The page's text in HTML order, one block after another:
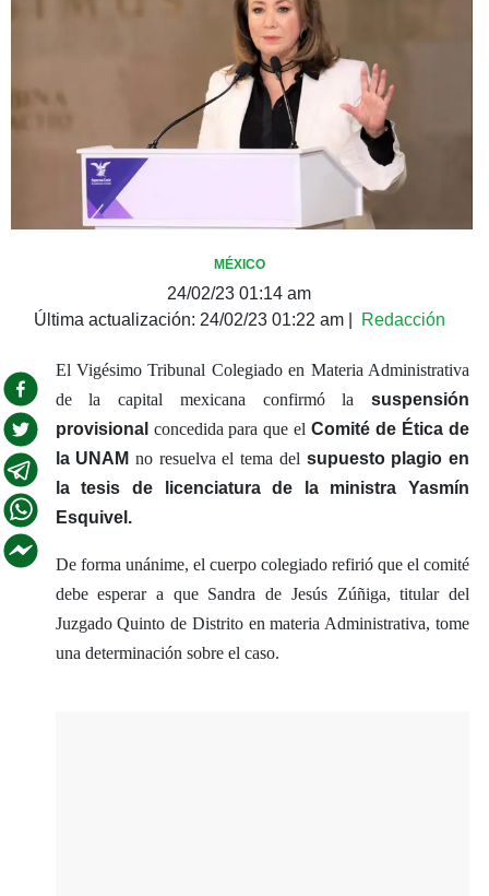
MÉXICO
24/02/23 01:14 am
Última actualización: 24/02/23 01:22 am| Redacción
El Vigésimo Tribunal Colegiado en Materia Administrativa
de la capital mexicana confirmó la suspensión
provisional concedida para que elComité de Ética de
la UNAM no resuelva el tema del supuesto plagio en
la tesis de licenciatura de la ministra Yasmín
Esquivel.
De forma unánime, el cuerpo colegiado refirió que el comité
debe esperar a que Sandra de Jesús Zúñiga, titular del
Juzgado Quinto de Distrito en materia Administrativa, tome
una determinación sobre el caso.